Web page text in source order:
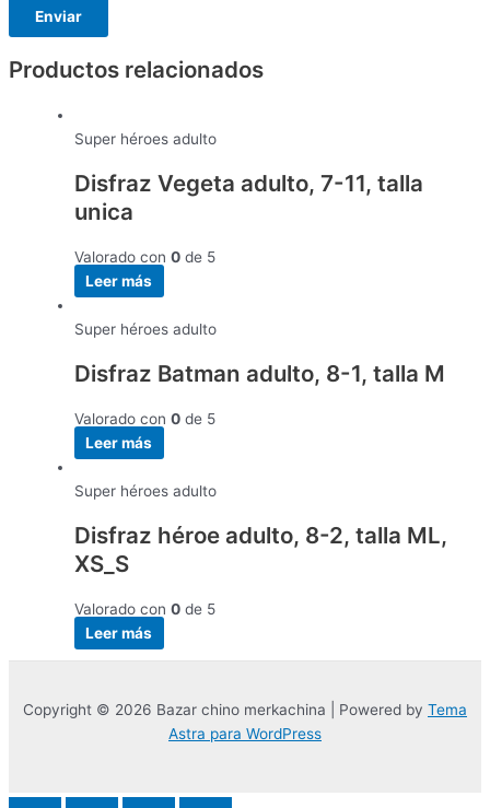
Productos relacionados
Super héroes adulto
Disfraz Vegeta adulto, 7-11, talla
unica
Valorado con 0 de 5
Leer más
Super héroes adulto
Disfraz Batman adulto, 8-1, talla M
Valorado con 0 de 5
Leer más
Super héroes adulto
Disfraz héroe adulto, 8-2, talla ML,
XS_S
Valorado con 0 de 5
Leer más
Copyright © 2026 Bazar chino merkachina | Powered by Tema
Astra para WordPress